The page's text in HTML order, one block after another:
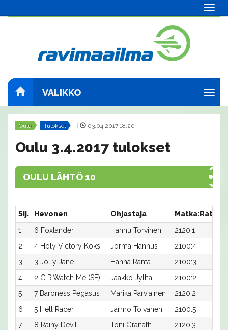
VALIKKO
Oulu Tulokset 03.04.2017 18:20
Oulu 3.4.2017 tulokset
OULU LÄHTÖ 10
Sij. Hevonen Ohjastaja Matka:Rata
1
6 Foxlander Hannu Torvinen 2120:1
2
4 Holy Victory Koks Jorma Hannus 2100:4
3
3 Jolly Jane Hanna Ranta 2100:3
4
2 G.R.Watch Me (SE) Jaakko Jylhä 2100:2
5
7 Baroness Pegasus Marika Parviainen 2120:2
6
5 Hell Racer Jarmo Toivanen 2100:5
7
8 Rainy Devil Toni Granath 2120:3